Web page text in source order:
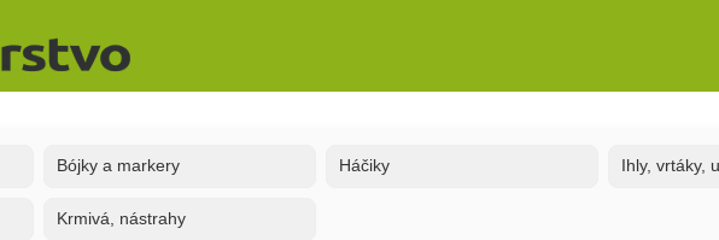
Bójky a markery Háčiky Ihly, vrtáky,
Krmivá, nástrahy